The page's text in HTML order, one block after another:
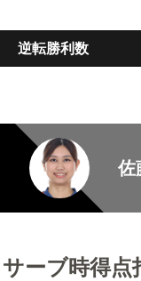
逆転勝利数
佐
サーブ時得点